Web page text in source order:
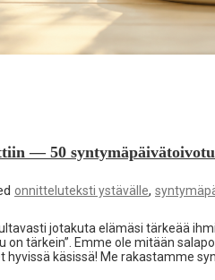
— 50
onnitteluteksti ystävälle,
jotakuta elämäsi tärkeää
on tärkein”. Emme ole mitään
hyvissä käsissä! Me rakastamme